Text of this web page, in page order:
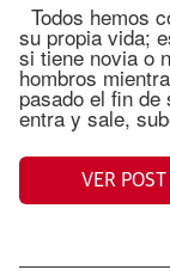
Todos hemos
su propia vida;
si tiene novia o
hombros
pasado el fin de
entra y sale,
VER POST